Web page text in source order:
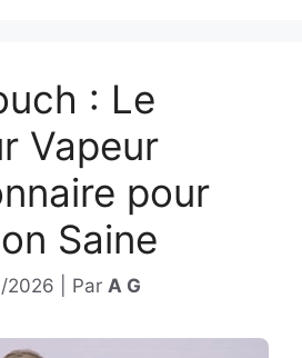
: Le
Vapeur
pour
Saine
2026 Par A G